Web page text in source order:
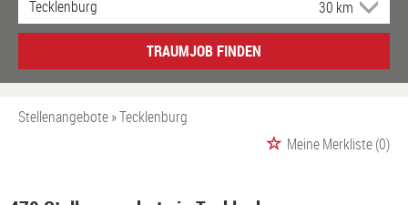
TRAUMJOB FINDEN
Stellenangebote Tecklenburg
Meine Merkliste(0)